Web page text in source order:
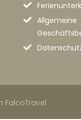
Allgemeine
FalcoTravel